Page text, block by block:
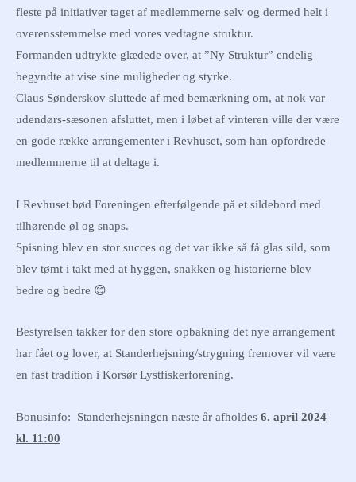
fleste på initiativer taget af medlemmerne selv og dermed helt i
overensstemmelse med vores vedtagne struktur.
Formanden udtrykte glædede over, at ”Ny Struktur” endelig
begyndte at vise sine muligheder og styrke.
Claus Sønderskov sluttede af med bemærkning om, at nok var
udendørs-sæsonen afsluttet, men i løbet af vinteren ville der være
en gode række arrangementer i Revhuset, som han opfordrede
medlemmerne til at deltage i.
I Revhuset bød Foreningen efterfølgende på et sildebord med
tilhørende øl og snaps.
Spisning blev en stor succes og det var ikke så få glas sild, som
blev tømt i takt med at hyggen, snakken og historierne blev
bedre og bedre 😊
Bestyrelsen takker for den store opbakning det nye arrangement
har fået og lover, at Standerhejsning/strygning fremover vil være
en fast tradition i Korsør Lystfiskerforening.
Bonusinfo: Standerhejsningen næste år afholdes 6. april 2024
kl. 11:00